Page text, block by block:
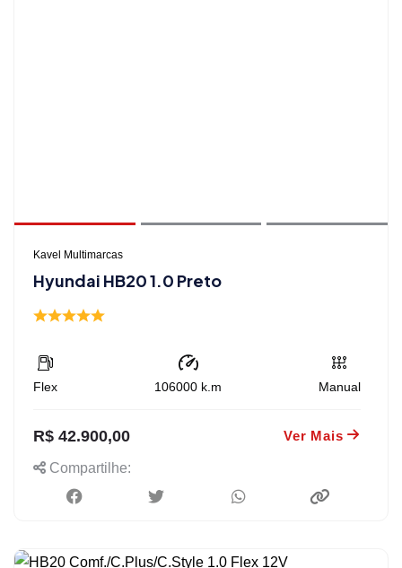
Kavel Multimarcas
Hyundai HB20 1.0 Preto
Flex 106000 k.m Manual
R$ 42.900,00 Ver Mais
Compartilhe: